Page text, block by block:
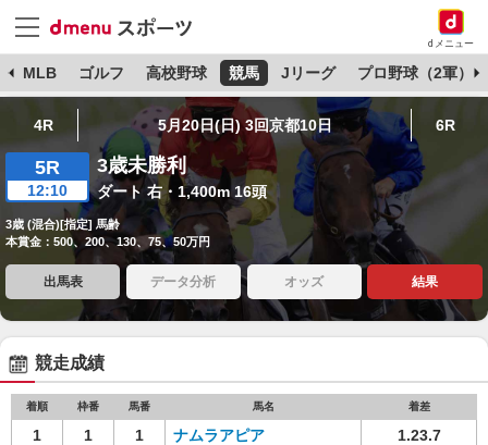
dメニュー
MLB ゴルフ 高校野球 競馬 Jリーグ プロ野球（2軍）
4R 5月20日(日) 3回京都10日 6R
5R
12:10
3歳未勝利
ダート 右・1,400m 16頭
3歳 (混合)[指定] 馬齢
本賞金：500、200、130、75、50万円
出馬表 データ分析 オッズ 結果
競走成績
着順 枠番 馬番 馬名 着差
1 1 1 ナムラアピア
1.23.7